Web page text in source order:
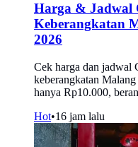
Harga & Jadwal
Keberangkatan
2026
Cek harga dan jadwal
keberangkatan
hanya Rp10.000,
Hot•16 jam lalu